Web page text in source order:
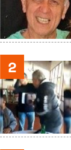
2